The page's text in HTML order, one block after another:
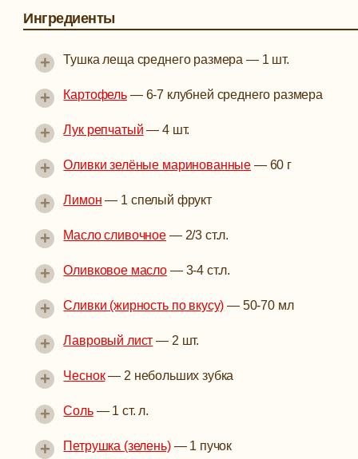
Ингредиенты
Тушка леща среднего размера — 1 шт.
+
Картофель— 6-7 клубней среднего размера
+
Лук репчатый —4 шт.
+
Оливки зелёные маринованные — 60 г
+
Лимон — 1 спелый фрукт
+
Масло сливочное — 2/3 ст.л.
+
Оливковое масло — 3-4 ст.л.
+
Сливки (жирность по вкусу) — 50-70 мл
+
Лавровый лист — 2 шт.
+
Чеснок— 2 небольших зубка
+
Соль— 1 ст. л.
+
Петрушка (зелень)— 1 пучок
+